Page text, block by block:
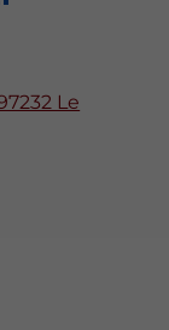
Le